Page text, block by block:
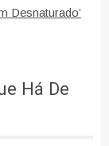
Desnaturado’
Há De